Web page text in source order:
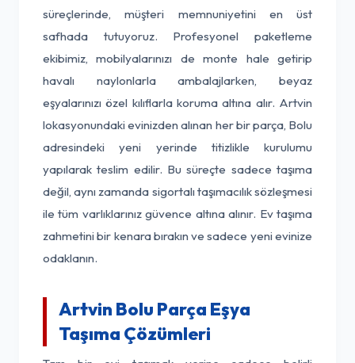
süreçlerinde, müşteri memnuniyetini en üst
safhada tutuyoruz. Profesyonel paketleme
ekibimiz, mobilyalarınızı de monte hale getirip
havalı naylonlarla ambalajlarken, beyaz
eşyalarınızı özel kılıflarla koruma altına alır. Artvin
lokasyonundaki evinizden alınan her bir parça, Bolu
adresindeki yeni yerinde titizlikle kurulumu
yapılarak teslim edilir. Bu süreçte sadece taşıma
değil, aynı zamanda sigortalı taşımacılık sözleşmesi
ile tüm varlıklarınız güvence altına alınır. Ev taşıma
zahmetini bir kenara bırakın ve sadece yeni evinize
odaklanın.
Artvin Bolu Parça Eşya
Taşıma Çözümleri